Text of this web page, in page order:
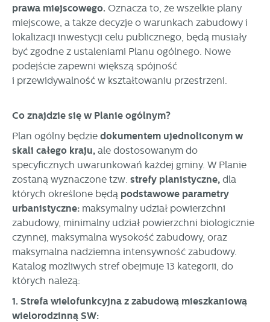
prawa miejscowego. Oznacza to, że wszelkie plany
miejscowe, a także decyzje o warunkach zabudowy i
lokalizacji inwestycji celu publicznego, będą musiały
być zgodne z ustaleniami Planu ogólnego. Nowe
podejście zapewni większą spójność
i przewidywalność w kształtowaniu przestrzeni.
Co znajdzie się w Planie ogólnym?
Plan ogólny będzie dokumentem ujednoliconym w
skali całego kraju, ale dostosowanym do
specyficznych uwarunkowań każdej gminy. W Planie
zostaną wyznaczone tzw. strefy planistyczne, dla
których określone będą podstawowe parametry
urbanistyczne: maksymalny udział powierzchni
zabudowy, minimalny udział powierzchni biologicznie
czynnej, maksymalna wysokość zabudowy, oraz
maksymalna nadziemna intensywność zabudowy.
Katalog możliwych stref obejmuje 13 kategorii, do
których należą:
1. Strefa wielofunkcyjna z zabudową mieszkaniową
wielorodzinną SW: